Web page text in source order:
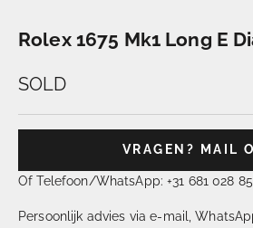
Rolex 1675 Mk1 Long E
SOLD
VRAGEN? MAIL
Of Telefoon/WhatsApp: +31 681 028
Persoonlijk advies via e-mail,